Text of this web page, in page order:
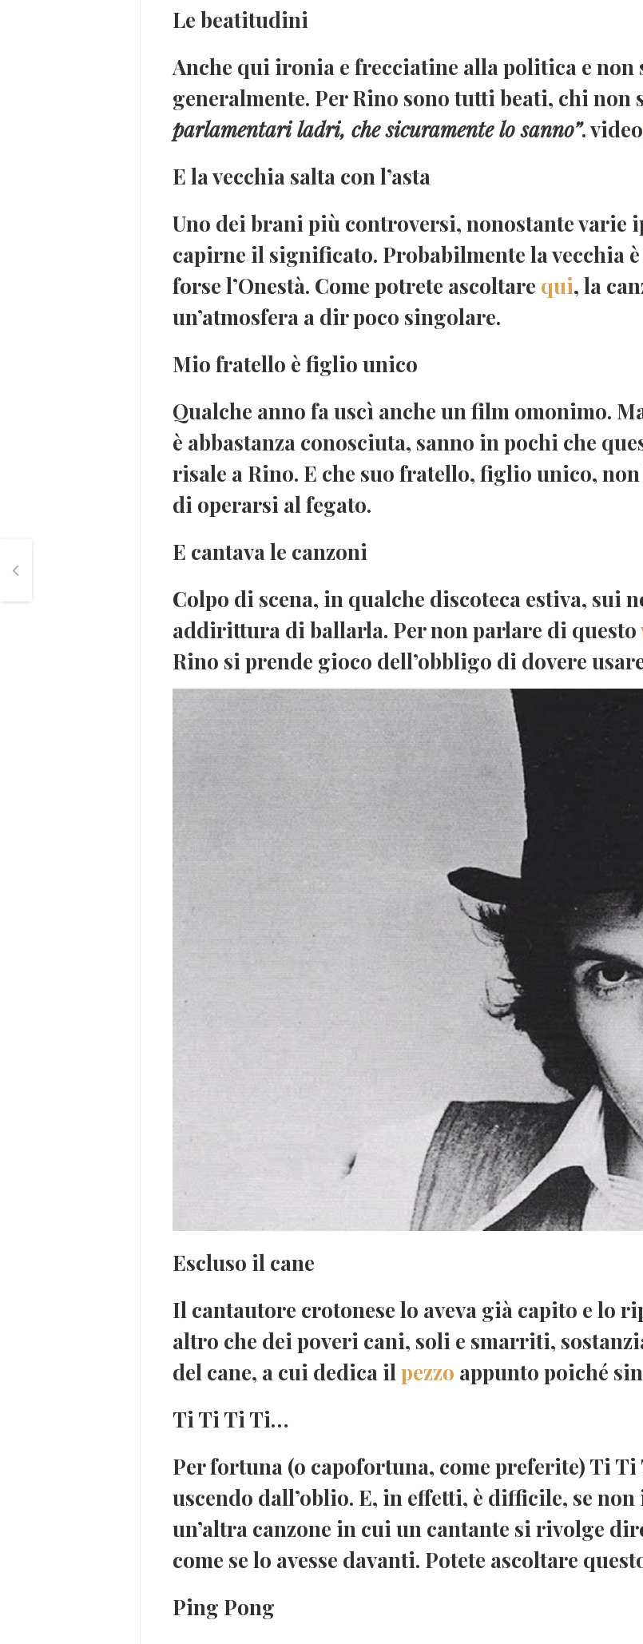
Le beatitudini
Anche qui ironia e frecciatine alla politica e non
generalmente. Per Rino sono tutti beati, chi non
parlamentari ladri, che sicuramente lo sanno”. video
E la vecchia salta con l’asta
Uno dei brani più controversi, nonostante varie
capirne il significato. Probabilmente la vecchia è
forse l’Onestà. Come potrete ascoltare qui, la
un’atmosfera a dir poco singolare.
Mio fratello è figlio unico
Qualche anno fa uscì anche un film omonimo.
è abbastanza conosciuta, sanno in pochi che
risale a Rino. E che suo fratello, figlio unico,
di operarsi al fegato.
E cantava le canzoni
Colpo di scena, in qualche discoteca estiva, sui
addirittura di ballarla. Per non parlare di questo
Rino si prende gioco dell’obbligo di dovere
Escluso il cane
Il cantautore crotonese lo aveva già capito e lo
altro che dei poveri cani, soli e smarriti,
del cane, a cui dedica il pezzo appunto poiché
Ti Ti Ti Ti…
Per fortuna (o capofortuna, come preferite) Ti
uscendo dall’oblio. E, in effetti, è difficile, se non
un’altra canzone in cui un cantante si rivolge
come se lo avesse davanti. Potete ascoltare
Ping Pong